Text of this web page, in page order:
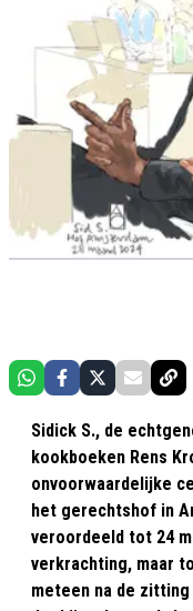
Sidick S., de
kookboeken Rens
onvoorwaardelijke
het gerechtshof in
veroordeeld tot 24
verkrachting, maar
meteen na de